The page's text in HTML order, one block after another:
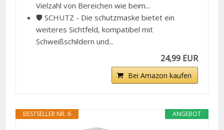
Vielzahl von Bereichen wie beim...
🛡️ SCHUTZ - Die schutzmaske bietet ein
weiteres Sichtfeld, kompatibel mit
Schweißschildern und...
24,99 EUR
Bei Amazon kaufen
ANGEBOT
BESTSELLER NR. 6